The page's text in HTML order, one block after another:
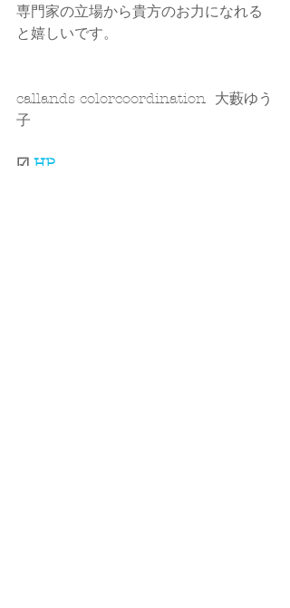
専門家の立場から貴方のお力になれる
と嬉しいです。
callands colorcoordination  大藪ゆう
子
☑ HP